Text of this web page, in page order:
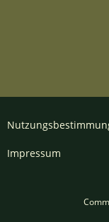
Impressum